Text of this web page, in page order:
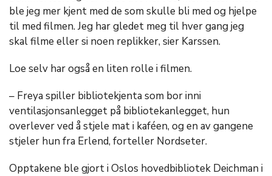
ble jeg mer kjent med de som skulle bli med og hjelpe
til med filmen. Jeg har gledet meg til hver gang jeg
skal filme eller si noen replikker, sier Karssen.
Loe selv har også en liten rolle i filmen.
– Freya spiller bibliotekjenta som bor inni
ventilasjonsanlegget på bibliotekanlegget, hun
overlever ved å stjele mat i kaféen, og en av gangene
stjeler hun fra Erlend, forteller Nordseter.
Opptakene ble gjort i Oslos hovedbibliotek Deichman i